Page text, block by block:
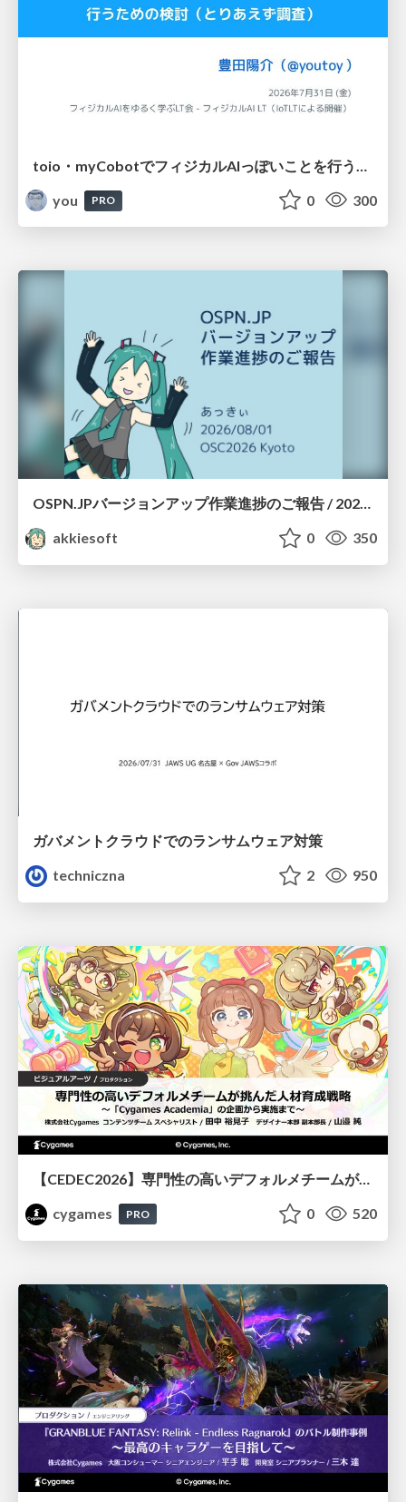
you
PRO 0 300
OSPN.JPバージョンアップ作業進捗のご報告 / 20260801-osc26kyoto
akkiesoft
0 350
ガバメントクラウドでのランサムウェア対策
techniczna
2 950
【CEDEC2026】専門性の高いデフォルメチームが挑んだ人材育成戦略 〜Cygames Academiaの企画から実施まで〜
cygames
PRO 0 520